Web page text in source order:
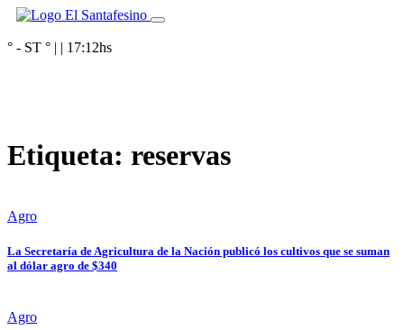
° - ST ° | | 17:12hs
Etiqueta: reservas
Agro
La Secretaría de Agricultura de la Nación publicó los cultivos que se suman
al dólar agro de $340
Agro